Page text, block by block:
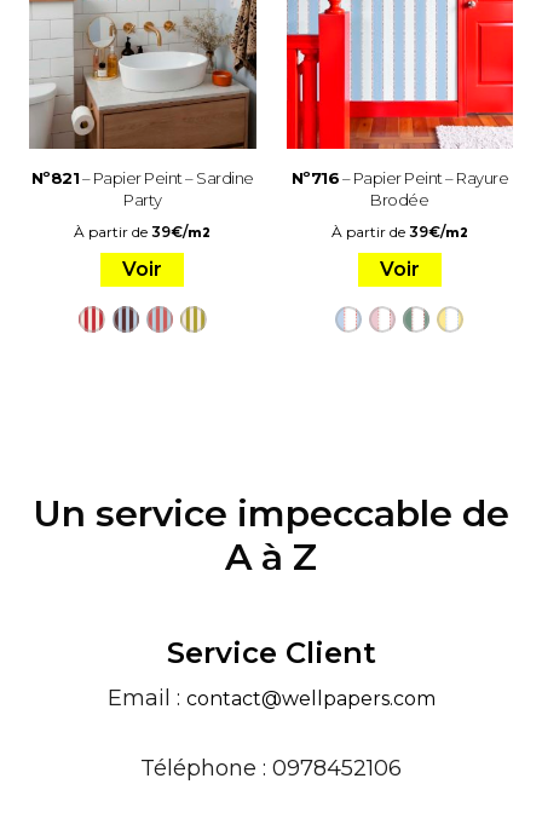
Nº821– Papier Peint – Sardine
Party
À partir de39€/m2
Voir
Nº716– Papier Peint – Rayure
Brodée
À partir de 39€/m2
Voir
Un service impeccable de
A à Z
Service Client
Email : contact@wellpapers.com
Téléphone : 0978452106